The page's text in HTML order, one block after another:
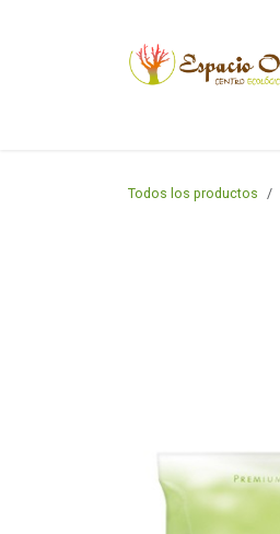
Todos los productos